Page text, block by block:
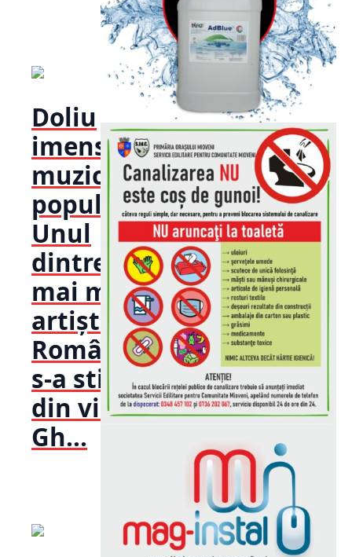
Doliu
imens în
muzica
populară!
Unul
dintre cei
mai mari
artiști ai
României
s-a stins
din viață:
Gh...